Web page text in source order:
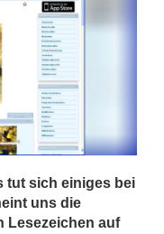
tut sich einiges bei
uns die
Lesezeichen auf